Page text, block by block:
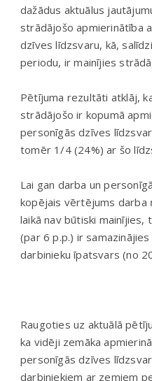
dažādus aktuālus
strādājošo apmierinātība
dzīves līdzsvaru, kā,
periodu, ir mainījies
Pētījuma rezultāti atklāj,
strādājošo ir kopumā
personīgās dzīves
tomēr 1/4 (24%) ar šo
Lai gan darba un
kopējais vērtējums darba
laikā nav būtiski mainījies,
(par 6 p.p.) ir
darbinieku īpatsvars (no
Raugoties uz aktuālā
ka vidēji zemāka
personīgās dzīves
darbiniekiem ar zemiem